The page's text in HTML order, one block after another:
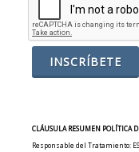
CLÁUSULA RESUMEN POLÍTICA
Responsable del Tratamiento: